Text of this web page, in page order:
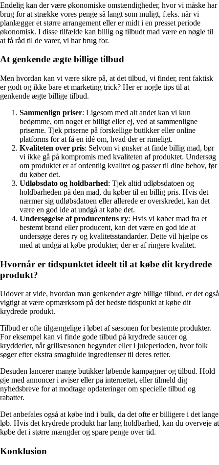
Endelig kan der være økonomiske omstændigheder, hvor vi måske har
brug for at strække vores penge så langt som muligt, f.eks. når vi
planlægger et større arrangement eller er midt i en presset periode
økonomisk. I disse tilfælde kan billig og tilbudt mad være en nøgle til
at få råd til de varer, vi har brug for.
At genkende ægte billige tilbud
Men hvordan kan vi være sikre på, at det tilbud, vi finder, rent faktisk
er godt og ikke bare et marketing trick? Her er nogle tips til at
genkende ægte billige tilbud.
Sammenlign priser: Ligesom med alt andet kan vi kun
bedømme, om noget er billigt eller ej, ved at sammenligne
priserne. Tjek priserne på forskellige butikker eller online
platforms for at få en idé om, hvad der er rimeligt.
Kvaliteten over pris: Selvom vi ønsker at finde billig mad, bør
vi ikke gå på kompromis med kvaliteten af produktet. Undersøg
om produktet er af ordentlig kvalitet og passer til dine behov, før
du køber det.
Udløbsdato og holdbarhed: Tjek altid udløbsdatoen og
holdbarheden på den mad, du køber til en billig pris. Hvis det
nærmer sig udløbsdatoen eller allerede er overskredet, kan det
være en god ide at undgå at købe det.
Undersøgelse af producentens ry: Hvis vi køber mad fra et
bestemt brand eller producent, kan det være en god ide at
undersøge deres ry og kvalitetsstandarder. Dette vil hjælpe os
med at undgå at købe produkter, der er af ringere kvalitet.
Hvornår er tidspunktet ideelt til at købe dit krydrede
produkt?
Udover at vide, hvordan man genkender ægte billige tilbud, er det også
vigtigt at være opmærksom på det bedste tidspunkt at købe dit
krydrede produkt.
Tilbud er ofte tilgængelige i løbet af sæsonen for bestemte produkter.
For eksempel kan vi finde gode tilbud på krydrede saucer og
krydderier, når grillsæsonen begynder eller i juleperioden, hvor folk
søger efter ekstra smagfulde ingredienser til deres retter.
Desuden lancerer mange butikker løbende kampagner og tilbud. Hold
øje med annoncer i aviser eller på internettet, eller tilmeld dig
nyhedsbreve for at modtage opdateringer om specielle tilbud og
rabatter.
Det anbefales også at købe ind i bulk, da det ofte er billigere i det lange
løb. Hvis det krydrede produkt har lang holdbarhed, kan du overveje at
købe det i større mængder og spare penge over tid.
Konklusion